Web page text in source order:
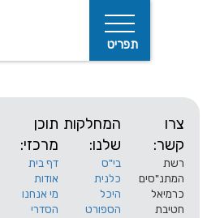
המחלקות
שלנו:
בי"ס
כלנית
היכל
הספורט
תוכן
מרכזי:
דף בית
אודות
מי אנחנו
הסדרי
קישורים: